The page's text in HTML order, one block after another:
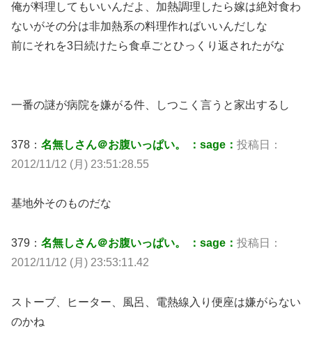
俺が料理してもいいんだよ、加熱調理したら嫁は絶対食わ
ないがその分は非加熱系の料理作ればいいんだしな
前にそれを3日続けたら食卓ごとひっくり返されたがな
一番の謎が病院を嫌がる件、しつこく言うと家出するし
378： 名無しさん＠お腹いっぱい。 ：sage： 投稿日：
2012/11/12 (月) 23:51:28.55
基地外そのものだな
379： 名無しさん＠お腹いっぱい。 ：sage： 投稿日：
2012/11/12 (月) 23:53:11.42
ストーブ、ヒーター、風呂、電熱線入り便座は嫌がらない
のかね